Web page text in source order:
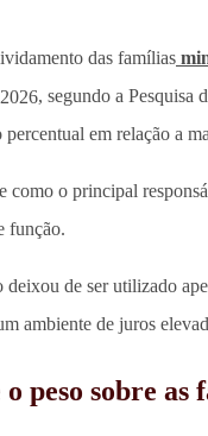
das famílias
, segundo a
em relação a
como o principal
função.
deixou de ser utilizado
ambiente de juros
peso sobre as